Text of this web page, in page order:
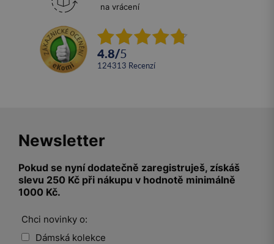
na vrácení
4.8/5
124313 recenzí
Newsletter
Pokud se nyní dodatečně zaregistruješ, získáš
slevu 250 Kč při nákupu v hodnotě minimálně
1000 Kč.
Chci novinky o:
Dámská kolekce